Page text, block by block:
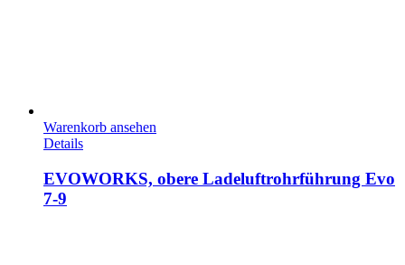
Warenkorb ansehen
Details
EVOWORKS, obere Ladeluftrohrführung Evo
7-9